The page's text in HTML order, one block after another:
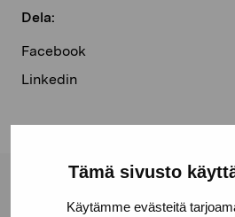
Tämä sivusto
Käytämme evästeitä
Dela:
Facebook
Linkedin
Stiftelsen Pro